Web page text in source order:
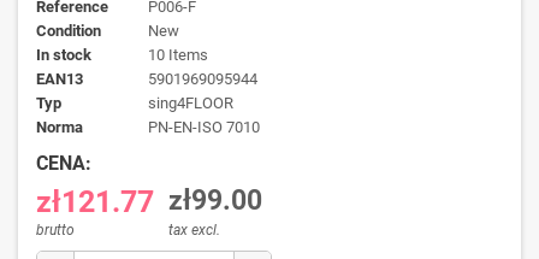
Reference
P006-F
Condition
New
In stock
10 Items
EAN13
5901969095944
typ
sing4FLOOR
norma
PN-EN-ISO 7010
CENA:
zł121.77
brutto
zł99.00
tax excl.